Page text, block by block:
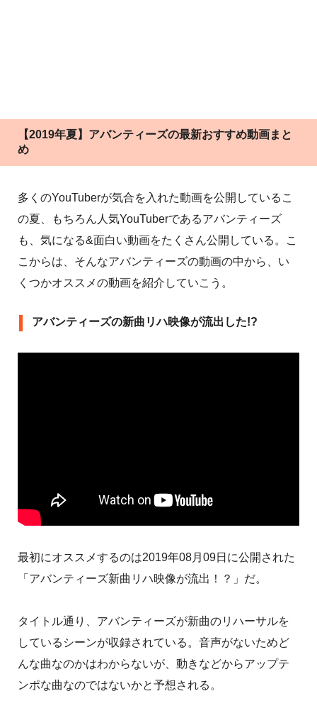
【2019年夏】アバンティーズの最新おすすめ動画まと
め
多くのYouTuberが気合を入れた動画を公開しているこ
の夏、もちろん人気YouTuberであるアバンティーズ
も、気になる&面白い動画をたくさん公開している。こ
こからは、そんなアバンティーズの動画の中から、い
くつかオススメの動画を紹介していこう。
アバンティーズの新曲リハ映像が流出した!?
最初にオススメするのは2019年08月09日に公開された
「アバンティーズ新曲リハ映像が流出！？」だ。
タイトル通り、アバンティーズが新曲のリハーサルを
しているシーンが収録されている。音声がないためど
んな曲なのかはわからないが、動きなどからアップテ
ンポな曲なのではないかと予想される。